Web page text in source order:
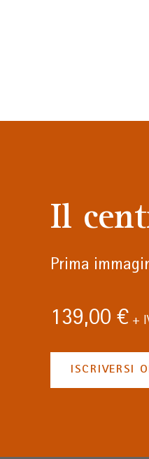
Il
Prima
139,00 € +
ISCRIVERSI